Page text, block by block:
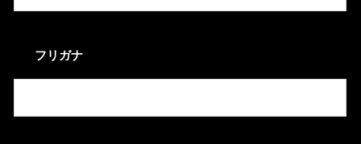
フリガナ